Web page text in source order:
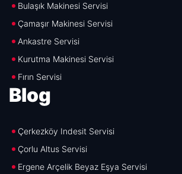
Bulaşık Makinesi Servisi
Çamaşır Makinesi Servisi
Ankastre Servisi
Kurutma Makinesi Servisi
Fırın Servisi
Blog
Çerkezköy Indesit Servisi
Çorlu Altus Servisi
Ergene Arçelik Beyaz Eşya Servisi